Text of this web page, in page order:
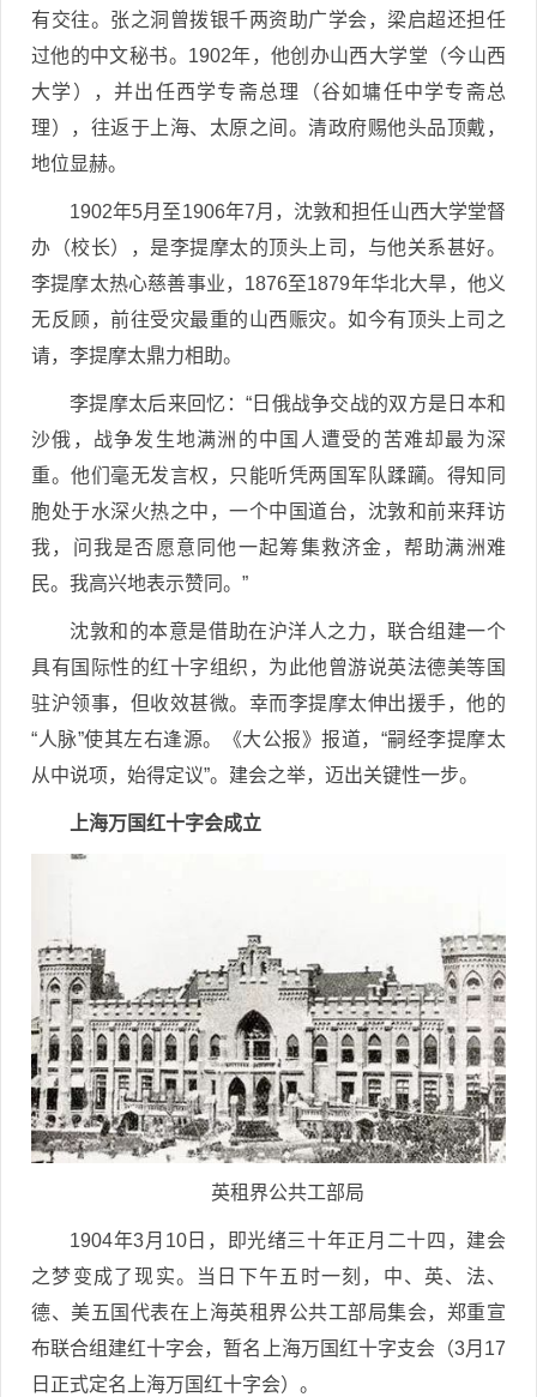
有交往。张之洞曾拨银千两资助广学会，梁启超还担任
过他的中文秘书。1902年，他创办山西大学堂（今山西
大学），并出任西学专斋总理（谷如墉任中学专斋总
理），往返于上海、太原之间。清政府赐他头品顶戴，
地位显赫。
1902年5月至1906年7月，沈敦和担任山西大学堂督
办（校长），是李提摩太的顶头上司，与他关系甚好。
李提摩太热心慈善事业，1876至1879年华北大旱，他义
无反顾，前往受灾最重的山西赈灾。如今有顶头上司之
请，李提摩太鼎力相助。
李提摩太后来回忆：“日俄战争交战的双方是日本和
沙俄，战争发生地满洲的中国人遭受的苦难却最为深
重。他们毫无发言权，只能听凭两国军队蹂躏。得知同
胞处于水深火热之中，一个中国道台，沈敦和前来拜访
我，问我是否愿意同他一起筹集救济金，帮助满洲难
民。我高兴地表示赞同。”
沈敦和的本意是借助在沪洋人之力，联合组建一个
具有国际性的红十字组织，为此他曾游说英法德美等国
驻沪领事，但收效甚微。幸而李提摩太伸出援手，他的
“人脉”使其左右逢源。《大公报》报道，“嗣经李提摩太
从中说项，始得定议”。建会之举，迈出关键性一步。
上海万国红十字会成立
英租界公共工部局
1904年3月10日，即光绪三十年正月二十四，建会
之梦变成了现实。当日下午五时一刻，中、英、法、
德、美五国代表在上海英租界公共工部局集会，郑重宣
布联合组建红十字会，暂名上海万国红十字支会（3月17
日正式定名上海万国红十字会）。